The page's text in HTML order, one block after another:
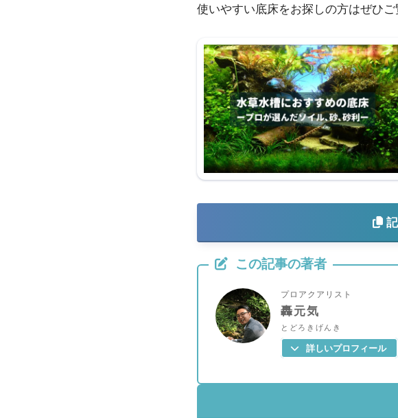
使いやすい底床をお探しの方はぜひご
この記事の著者
プロアクアリスト
轟元気
とどろきげんき
詳しいプロフィール